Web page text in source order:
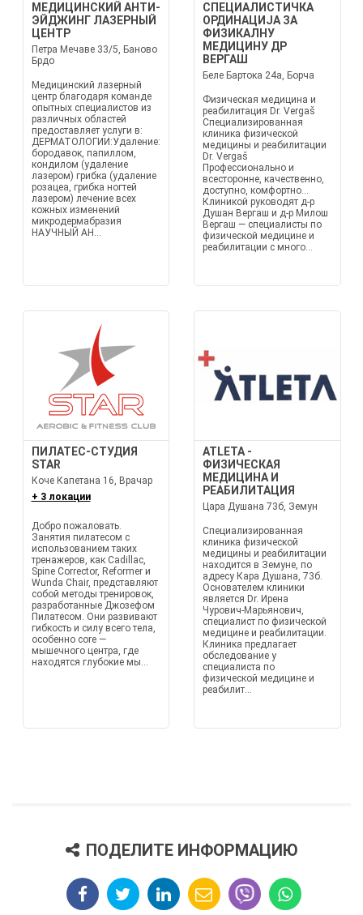
МЕДИЦИНСКИЙ АНТИ-
ЭЙДЖИНГ ЛАЗЕРНЫЙ
ЦЕНТР
Петра Мечаве 33/5, Баново
Брдо
Медицинский лазерный
центр благодаря команде
опытных специалистов из
различных областей
предоставляет услуги в:
ДЕРМАТОЛОГИИ:Удаление:
бородавок, папиллом,
кондилом (удаление
лазером) грибка (удаление
розацеа, грибка ногтей
лазером) лечение всех
кожных изменений
микродермабразия
НАУЧНЫЙ АН...
СПЕЦИАЛИСТИЧКА
ОРДИНАЦИЈА ЗА
ФИЗИКАЛНУ
МЕДИЦИНУ ДР
ВЕРГАШ
Беле Бартока 24а, Борча
Физическая медицина и
реабилитация Dr. Vergaš
Специализированная
клиника физической
медицины и реабилитации
Dr. Vergaš
Профессионально и
всесторонне, качественно,
доступно, комфортно…
Клиникой руководят д-р
Душан Вергаш и д-р Милош
Вергаш — специалисты по
физической медицине и
реабилитации с много...
ПИЛАТЕС-СТУДИЯ
STAR
Коче Капетана 16, Врачар
+ 3 локации
Добро пожаловать.
Занятия пилатесом с
использованием таких
тренажеров, как Cadillac,
Spine Corrector, Reformer и
Wunda Chair, представляют
собой методы тренировок,
разработанные Джозефом
Пилатесом. Они развивают
гибкость и силу всего тела,
особенно core —
мышечного центра, где
находятся глубокие мы...
ATLETA -
ФИЗИЧЕСКАЯ
МЕДИЦИНА И
РЕАБИЛИТАЦИЯ
Цара Душана 73б, Земун
Специализированная
клиника физической
медицины и реабилитации
находится в Земуне, по
адресу Кара Душана, 73б.
Основателем клиники
является Dr. Ирена
Чурович-Марьянович,
специалист по физической
медицине и реабилитации.
Клиника предлагает
обследование у
специалиста по
физической медицине и
реабилит...
ПОДЕЛИТЕ ИНФОРМАЦИЮ